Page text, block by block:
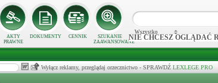
AKTY
PRAWNE
DOKUMENTY CENNIK
SZUKANIE
ZAAWANSOWANE
Wszystko
NIE CHCESZ OGLĄDAĆ
Wyłącz reklamy, przeglądaj orzecznictwo - SPRAWDŹ LEXLEGE PRO